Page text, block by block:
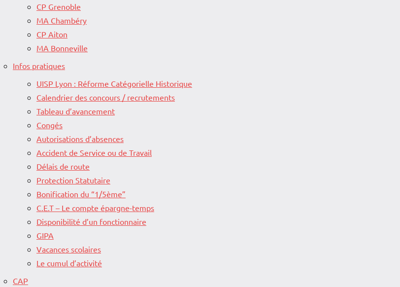
CP Grenoble
MA Chambéry
CP Aiton
MA Bonneville
Infos pratiques
UISP Lyon : Réforme Catégorielle Historique
Calendrier des concours / recrutements
Tableau d’avancement
Congés
Autorisations d’absences
Accident de Service ou de Travail
Délais de route
Protection Statutaire
Bonification du “1/5ème”
C.E.T – Le compte épargne-temps
Disponibilité d’un fonctionnaire
GIPA
Vacances scolaires
Le cumul d’activité
CAP